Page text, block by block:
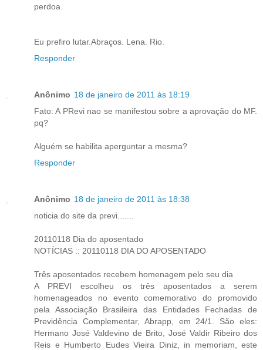
perdoa.
Eu prefiro lutar.Abraços. Lena. Rio.
Responder
Anônimo 18 de janeiro de 2011 às 18:19
Fato: A PRevi nao se manifestou sobre a aprovação do MF.
pq?
Alguém se habilita aperguntar a mesma?
Responder
Anônimo 18 de janeiro de 2011 às 18:38
noticia do site da previ.......
20110118 Dia do aposentado
NOTÍCIAS :: 20110118 DIA DO APOSENTADO
Três aposentados recebem homenagem pelo seu dia
A PREVI escolheu os três aposentados a serem
homenageados no evento comemorativo do promovido
pela Associação Brasileira das Entidades Fechadas de
Previdência Complementar, Abrapp, em 24/1. São eles:
Hermano José Valdevino de Brito, José Valdir Ribeiro dos
Reis e Humberto Eudes Vieira Diniz, in memoriam, este